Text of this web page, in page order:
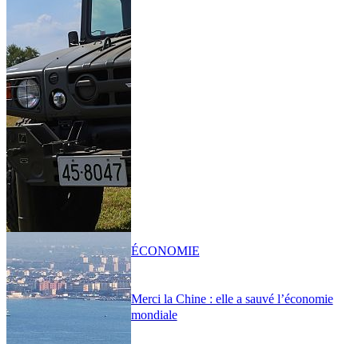
Merci la Chine : elle a sauvé l’économie
mondiale
ÉCONOMIE